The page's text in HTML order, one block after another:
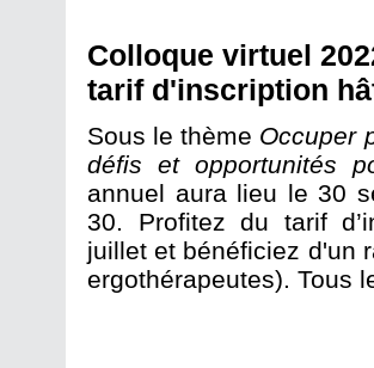
Colloque virtuel
tarif d'inscription
Sous le thème Occuper
défis et opportunités
annuel aura lieu le 30
30. Profitez du tarif
juillet et bénéficiez d'un
ergothérapeutes). Tous